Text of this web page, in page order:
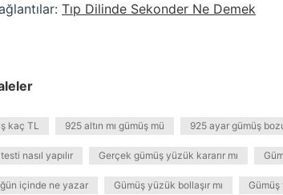
Tıp Dilinde Sekonder Ne Demek
kaç TL 925 altın mı gümüş mü 925 ayar gümüş
nasıl yapılır Gerçek gümüş yüzük kararır mı
içinde ne yazar Gümüş yüzük bollaşır mı